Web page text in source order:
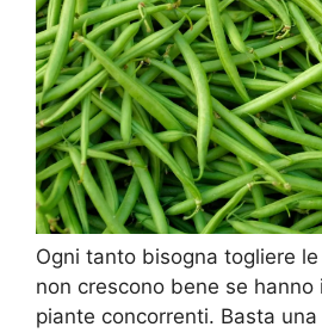
Ogni tanto bisogna togliere
non crescono bene se hanno
piante concorrenti. Basta